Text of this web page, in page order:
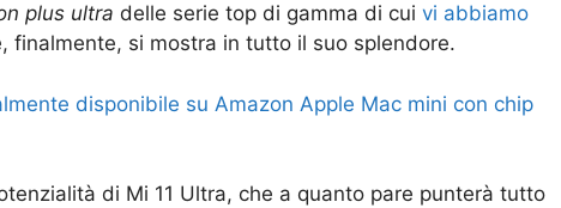
plus ultra delle serie top di gamma di cui vi abbiamo
finalmente, si mostra in tutto il suo splendore.
disponibile su Amazon Apple Mac mini con chip
di Mi 11 Ultra, che a quanto pare punterà tutto